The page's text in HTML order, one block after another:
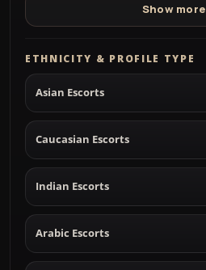
Show more
ETHNICITY & PROFILE TYPE
Asian Escorts
Caucasian Escorts
Indian Escorts
Arabic Escorts